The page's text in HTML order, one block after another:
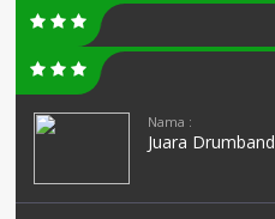
Nama :
Juara Drumband